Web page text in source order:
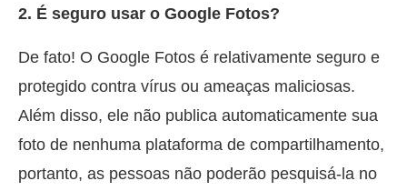
2. É seguro usar o Google Fotos?
De fato! O Google Fotos é relativamente seguro e
protegido contra vírus ou ameaças maliciosas.
Além disso, ele não publica automaticamente sua
foto de nenhuma plataforma de compartilhamento,
portanto, as pessoas não poderão pesquisá-la no